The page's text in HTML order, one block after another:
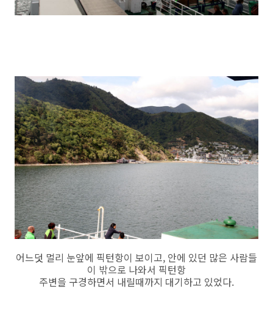
어느덧 멀리 눈앞에 픽턴항이 보이고, 안에 있던 많은 사람들
이 밖으로 나와서 픽턴항
주변을 구경하면서 내릴때까지 대기하고 있었다.